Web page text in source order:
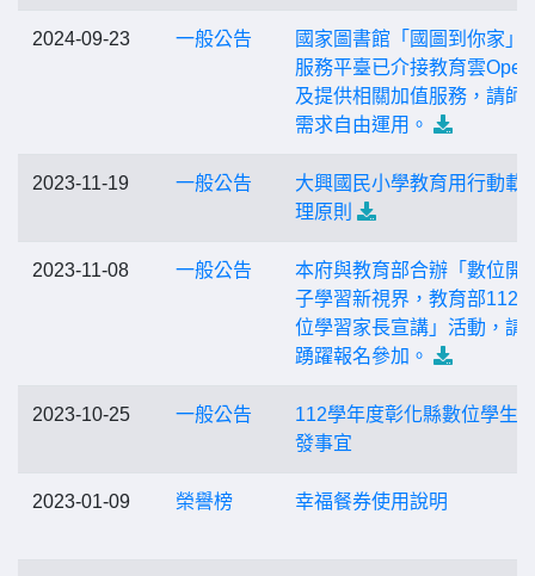
2024-09-23 一般公告
國家圖書館「國圖到你家」
服務平臺已介接教育雲
及提供相關加值服務，請師
需求自由運用。
2023-11-19 一般公告
大興國民小學教育用行動載
理原則
2023-11-08 一般公告
本府與教育部合辦「數位開
子學習新視界，教育部112
位學習家長宣講」活動，請
踴躍報名參加。
2023-10-25 一般公告
112學年度彰化縣數位學生
發事宜
2023-01-09 榮譽榜 幸福餐券使用說明